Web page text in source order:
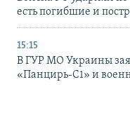
есть погибшие и
15:15
В ГУР МО Украины
«Панцирь-С1» и